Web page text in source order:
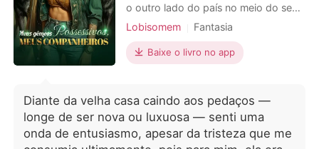
Sair
o outro lado do país no meio do seu
penúltimo ano do ensino médio,
enfrentar o pior. Desesperada para
escapar de sua família desestruturada
seus planos foram interrompidos
pelos enigmáticos e cat
Lobisomem
Fantasia
Primeiro amor
Alpha
Triângulo amoroso
Baixe o livro no app
Diante da velha casa caindo aos pedaços —
longe de ser nova ou luxuosa — senti uma
onda de entusiasmo, apesar da tristeza que me